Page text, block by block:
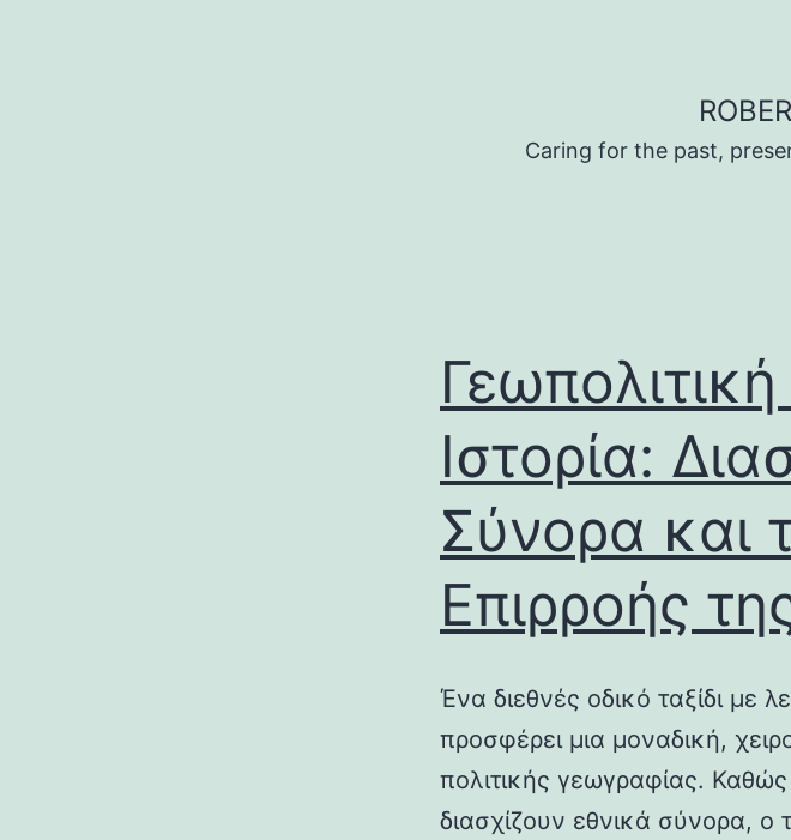
Caring for the past,
Ιστορία:
Σύνορα και
Επιρροής
Ένα διεθνές οδικό ταξίδι με
προσφέρει μια μοναδική,
πολιτικής γεωγραφίας.
διασχίζουν εθνικά σύνορα, ο